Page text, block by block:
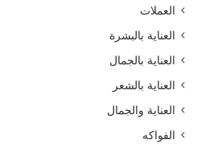
العملات
العناية بالبشرة
العناية بالجمال
العناية بالشعر
العناية والجمال
الفواكه